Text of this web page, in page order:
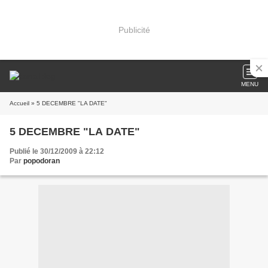
Publicité
MENU
Accueil » 5 DECEMBRE "LA DATE"
5 DECEMBRE "LA DATE"
Publié le 30/12/2009 à 22:12
Par popodoran